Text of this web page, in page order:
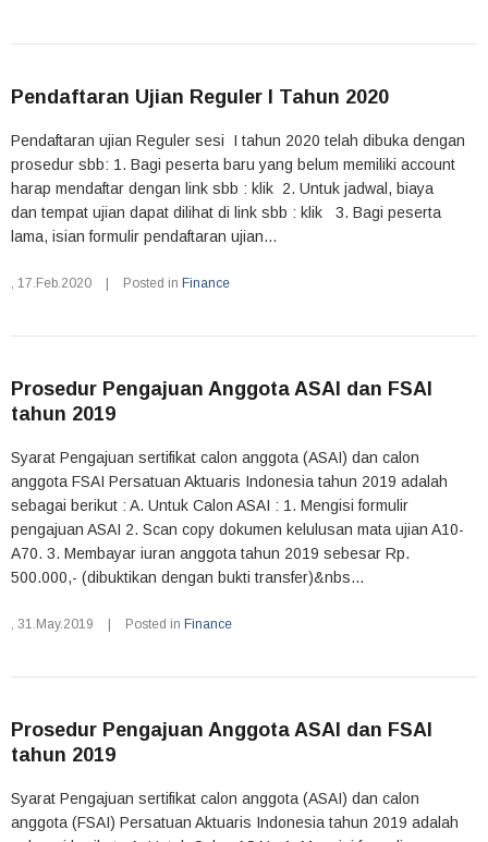
Pendaftaran Ujian Reguler I Tahun 2020
Pendaftaran ujian Reguler sesi I tahun 2020 telah dibuka dengan
prosedur sbb: 1. Bagi peserta baru yang belum memiliki account
harap mendaftar dengan link sbb : klik 2. Untuk jadwal, biaya
dan tempat ujian dapat dilihat di link sbb : klik 3. Bagi peserta
lama, isian formulir pendaftaran ujian...
, 17.Feb.2020 Posted in Finance
Prosedur Pengajuan Anggota ASAI dan FSAI
tahun 2019
Syarat Pengajuan sertifikat calon anggota (ASAI) dan calon
anggota FSAI Persatuan Aktuaris Indonesia tahun 2019 adalah
sebagai berikut : A. Untuk Calon ASAI : 1. Mengisi formulir
pengajuan ASAI 2. Scan copy dokumen kelulusan mata ujian A10-
A70. 3. Membayar iuran anggota tahun 2019 sebesar Rp.
500.000,- (dibuktikan dengan bukti transfer)&nbs...
, 31.May.2019 Posted in Finance
Prosedur Pengajuan Anggota ASAI dan FSAI
tahun 2019
Syarat Pengajuan sertifikat calon anggota (ASAI) dan calon
anggota (FSAI) Persatuan Aktuaris Indonesia tahun 2019 adalah